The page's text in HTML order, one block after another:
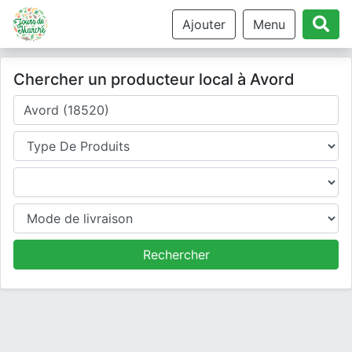
Ajouter Menu
Chercher un producteur local à Avord
Où cherchez-vous un producteur ?
Type de produits
Produits
Mode de livraison
Rechercher